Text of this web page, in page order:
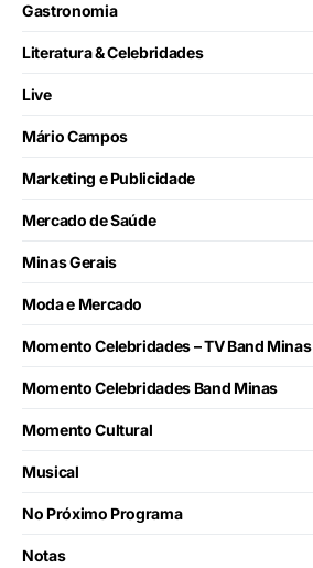
Gastronomia
Literatura & Celebridades
Live
Mário Campos
Marketing e Publicidade
Mercado de Saúde
Minas Gerais
Moda e Mercado
Momento Celebridades – TV Band Minas
Momento Celebridades Band Minas
Momento Cultural
Musical
No Próximo Programa
Notas